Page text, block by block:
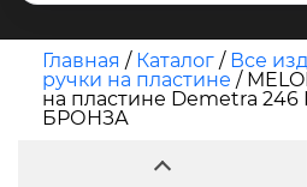
Главная / Каталог / Все
ручки на пластине /
на пластине Demetra
БРОНЗА